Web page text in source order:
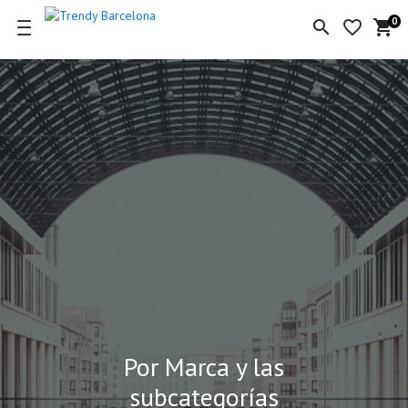
search favorite_border
la
0
shopping_cart
Por Marca y las
subcategorías